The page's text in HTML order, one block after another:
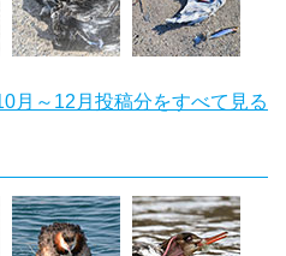
月～12月投稿分をすべて見る